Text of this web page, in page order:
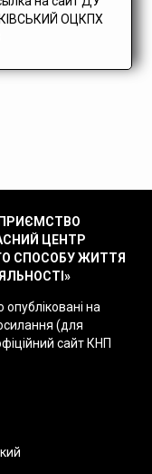
ЦЕНТР
СПОСОБУ ЖИТТЯ
на
(для
сайт КНП